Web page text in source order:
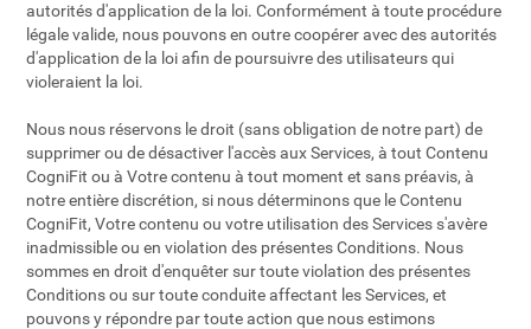
autorités d'application de la loi. Conformément à toute procédure
légale valide, nous pouvons en outre coopérer avec des autorités
d'application de la loi afin de poursuivre des utilisateurs qui
violeraient la loi.
Nous nous réservons le droit (sans obligation de notre part) de
supprimer ou de désactiver l'accès aux Services, à tout Contenu
CogniFit ou à Votre contenu à tout moment et sans préavis, à
notre entière discrétion, si nous déterminons que le Contenu
CogniFit, Votre contenu ou votre utilisation des Services s'avère
inadmissible ou en violation des présentes Conditions. Nous
sommes en droit d'enquêter sur toute violation des présentes
Conditions ou sur toute conduite affectant les Services, et
pouvons y répondre par toute action que nous estimons